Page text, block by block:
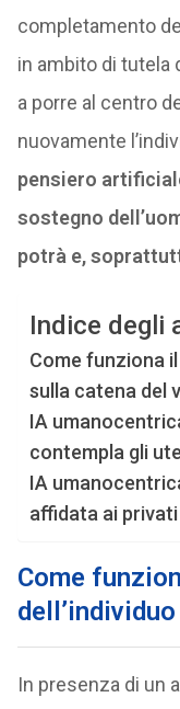
completamento
in ambito di tutela
a porre al centro
nuovamente
pensiero
sostegno
potrà e,
Indice degli
Come funziona
sulla catena del
IA
contempla gli
IA
affidata ai privati
Come
In presenza di un